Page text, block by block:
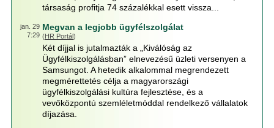
társaság profitja 74 százalékkal esett vissza...
jan. 29
7:29
Megvan a legjobb ügyfélszolgálat
(HR Portál)
Két díjjal is jutalmazták a „Kiválóság az
Ügyfélkiszolgálásban” elnevezésű üzleti versenyen a
Samsungot. A hetedik alkalommal megrendezett
megmérettetés célja a magyarországi
ügyfélkiszolgálási kultúra fejlesztése, és a
vevőközpontú szemléletmóddal rendelkező vállalatok
díjazása.